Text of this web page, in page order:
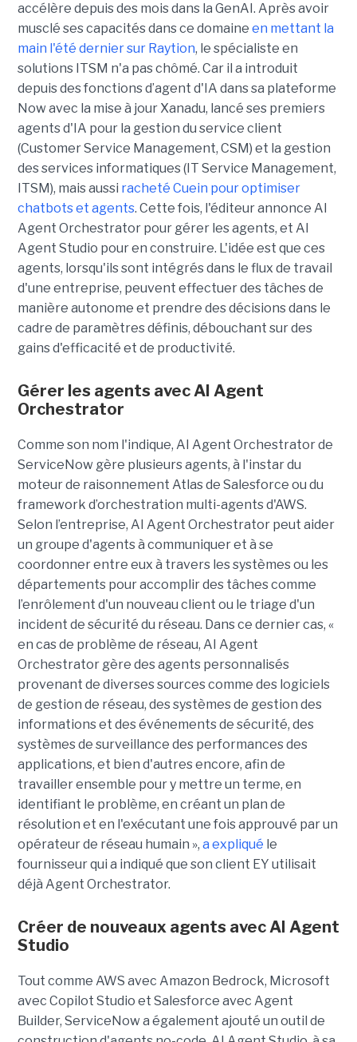
accélère depuis des mois dans la GenAI. Après avoir
musclé ses capacités dans ce domaine en mettant la
main l'été dernier sur Raytion, le spécialiste en
solutions ITSM n'a pas chômé. Car il a introduit
depuis des fonctions d’agent d'IA dans sa plateforme
Now avec la mise à jour Xanadu, lancé ses premiers
agents d'IA pour la gestion du service client
(Customer Service Management, CSM) et la gestion
des services informatiques (IT Service Management,
ITSM), mais aussi racheté Cuein pour optimiser
chatbots et agents. Cette fois, l'éditeur annonce AI
Agent Orchestrator pour gérer les agents, et AI
Agent Studio pour en construire. L'idée est que ces
agents, lorsqu'ils sont intégrés dans le flux de travail
d'une entreprise, peuvent effectuer des tâches de
manière autonome et prendre des décisions dans le
cadre de paramètres définis, débouchant sur des
gains d'efficacité et de productivité.
Gérer les agents avec AI Agent
Orchestrator
Comme son nom l'indique, AI Agent Orchestrator de
ServiceNow gère plusieurs agents, à l'instar du
moteur de raisonnement Atlas de Salesforce ou du
framework d’orchestration multi-agents d'AWS.
Selon l’entreprise, AI Agent Orchestrator peut aider
un groupe d'agents à communiquer et à se
coordonner entre eux à travers les systèmes ou les
départements pour accomplir des tâches comme
l’enrôlement d'un nouveau client ou le triage d'un
incident de sécurité du réseau. Dans ce dernier cas, «
en cas de problème de réseau, AI Agent
Orchestrator gère des agents personnalisés
provenant de diverses sources comme des logiciels
de gestion de réseau, des systèmes de gestion des
informations et des événements de sécurité, des
systèmes de surveillance des performances des
applications, et bien d'autres encore, afin de
travailler ensemble pour y mettre un terme, en
identifiant le problème, en créant un plan de
résolution et en l'exécutant une fois approuvé par un
opérateur de réseau humain », a expliqué le
fournisseur qui a indiqué que son client EY utilisait
déjà Agent Orchestrator.
Créer de nouveaux agents avec AI Agent
Studio
Tout comme AWS avec Amazon Bedrock, Microsoft
avec Copilot Studio et Salesforce avec Agent
Builder, ServiceNow a également ajouté un outil de